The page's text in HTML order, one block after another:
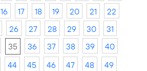
16 17 18 19 20 21
22
26 27 28 29 30
31
35 36 37 38 39
40
44 45 46 47 48
49